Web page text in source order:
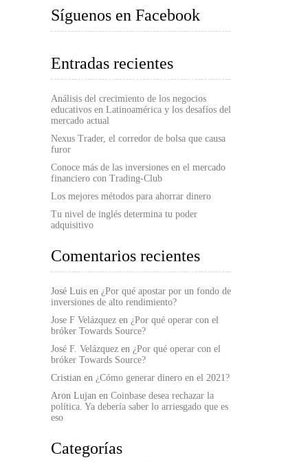
Síguenos en Facebook
Entradas recientes
Análisis del crecimiento de los negocios
educativos en Latinoamérica y los desafíos del
mercado actual
Nexus Trader, el corredor de bolsa que causa
furor
Conoce más de las inversiones en el mercado
financiero con Trading-Club
Los mejores métodos para ahorrar dinero
Tu nivel de inglés determina tu poder
adquisitivo
Comentarios recientes
José Luis en ¿Por qué apostar por un fondo de
inversiones de alto rendimiento?
Jose F Velázquez en ¿Por qué operar con el
bróker Towards Source?
José F. Velázquez en ¿Por qué operar con el
bróker Towards Source?
Cristian en ¿Cómo generar dinero en el 2021?
Aron Lujan en Coinbase desea rechazar la
política. Ya debería saber lo arriesgado que es
eso
Categorías